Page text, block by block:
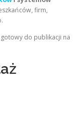
firm,
gotowy do publikacji na